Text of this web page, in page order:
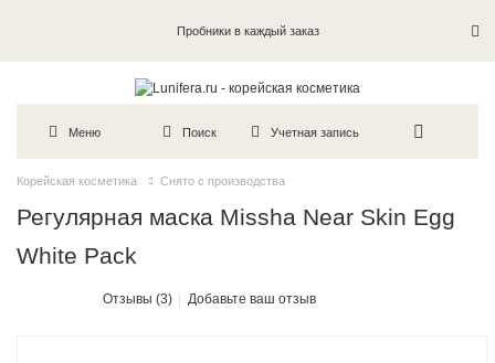
Пробники в каждый заказ
Меню Поиск Учетная запись
Корейская косметика Снято с производства
Регулярная маска Missha Near Skin Egg
White Pack
Отзывы (3) Добавьте ваш отзыв